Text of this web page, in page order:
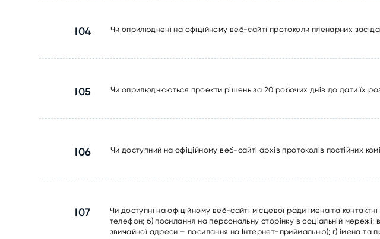
I04 Чи оприлюднені на офіційному веб-сайті протоколи пленарних
I05 Чи оприлюднюються проекти рішень за 20 робочих днів до дати їх
I06 Чи доступний на офіційному веб-сайті архів протоколів постійних
I07
Чи доступні на офіційному веб-сайті місцевої ради імена та
телефон; б) посилання на персональну сторінку в соціальній
звичайної адреси – посилання на Інтернет-приймальню); ґ) імена та